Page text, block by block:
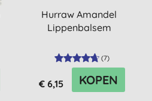
Hurraw Amandel
Lippenbalsem
(7)
€ 6,15 KOPEN